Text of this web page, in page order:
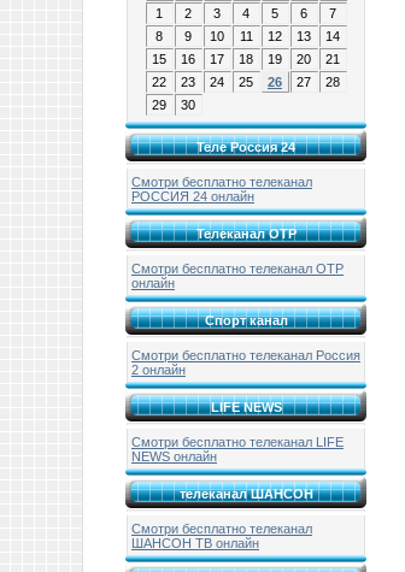
1
2 3 4 5 6
7
8
9 10 11 12 13
14
15
16 17 18 19 20
21
22
23 24 25 26 27
28
29
30
Теле Россия 24
Смотри бесплатно телеканал
РОССИЯ 24 онлайн
Телеканал ОТР
Смотри бесплатно телеканал ОТР
онлайн
Спорт канал
Смотри бесплатно телеканал Россия
2 онлайн
LIFE NEWS
Смотри бесплатно телеканал LIFE
NEWS онлайн
телеканал ШАНСОН
Смотри бесплатно телеканал
ШАНСОН ТВ онлайн